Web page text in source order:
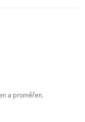
a proměřen.